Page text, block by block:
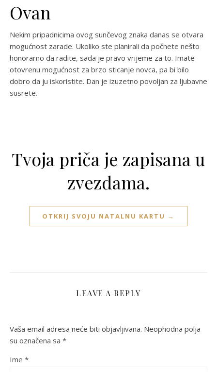
Ovan
Nekim pripadnicima ovog sunčevog znaka danas se otvara
mogućnost zarade. Ukoliko ste planirali da počnete nešto
honorarno da radite, sada je pravo vrijeme za to. Imate
otovrenu mogućnost za brzo sticanje novca, pa bi bilo
dobro da ju iskoristite. Dan je izuzetno povoljan za ljubavne
susrete.
Tvoja priča je zapisana u
zvezdama.
OTKRIJ SVOJU NATALNU KARTU →
LEAVE A REPLY
Vaša email adresa neće biti objavljivana. Neophodna polja
su označena sa *
Ime *